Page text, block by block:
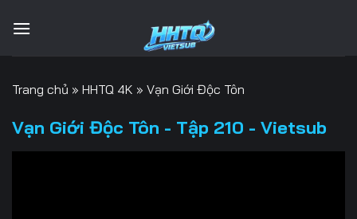
qua
Trang chủ » HHTQ 4K » Vạn Giới Độc Tôn
Vạn Giới Độc Tôn - Tập 210 - Vietsub